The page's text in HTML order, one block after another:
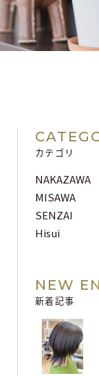
カテゴリ
NAKAZAWA
MISAWA
SENZAI
Hisui
NEW
新着記事